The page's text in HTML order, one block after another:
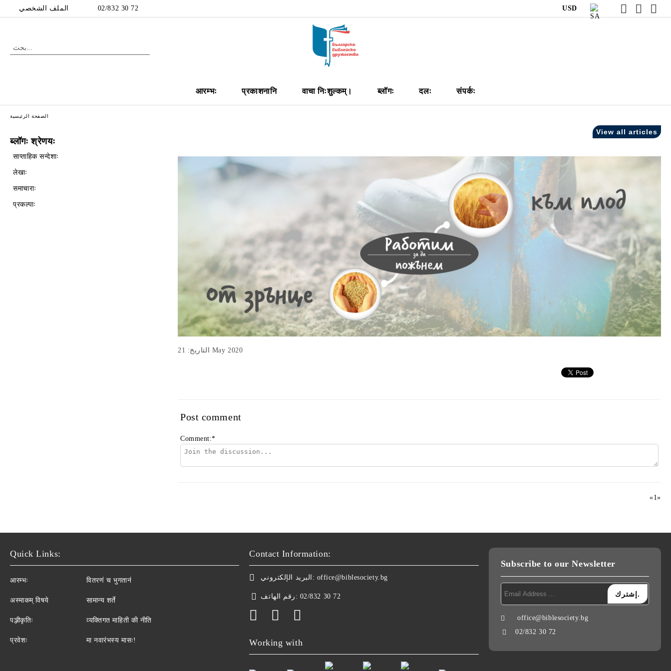
الملف الشخصي 02/832 30 72 USD
आरम्भः प्रकाशनानि वाचा निःशुल्कम्। ब्लॉगः दलः संपर्कः
ब्लॉगः श्रेणयः
साप्ताहिक सन्देशाः
लेखाः
समाचाराः
प्रकल्पाः
الصفحة الرئيسية
View all articles
التاريخ: 21 May 2020
Post comment
Comment:*
«1»
Quick Links:
आरम्भः
अस्माकम् विषये
पञ्जीकृतिः
प्रवेशः
वितरणं च भुगतानं
सामान्य शर्ते
व्यक्तिगत माहिती की नीति
मा नवारंभस्य मासः!
Contact Information:
البريد الإلكتروني: office@biblesociety.bg
رقم الهاتف: 02/832 30 72
Working with
Subscribe to our Newsletter
office@biblesociety.bg
02/832 30 72